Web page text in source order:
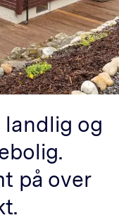
landlig og
på over